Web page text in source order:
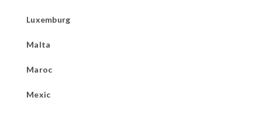
Luxemburg
Malta
Maroc
Mexic